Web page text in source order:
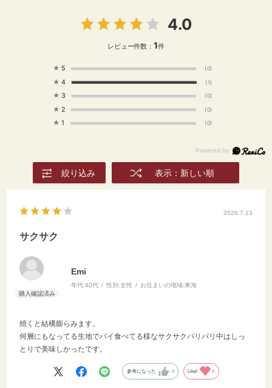
4.0
レビュー件数： 1件
★ 5 (0)
★ 4 (1)
★ 3 (0)
★ 2 (0)
★ 1 (0)
絞り込み 表示：新しい順
2026.7.13
サクサク
Emi
年代:40代 性別:女性 お住まいの地域:東海
焼くと結構膨らみます。
何層にもなってる生地でパイ食べてる様なサクサクパリパリ中はしっ
とりで美味しかったです。
参考になった 0 Like! 0